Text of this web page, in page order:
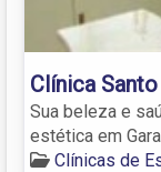
Clínica
Sua beleza e
estética em
Clínicas de